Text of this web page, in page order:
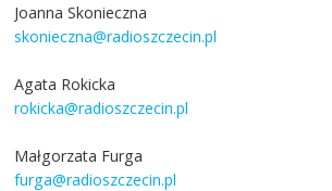
Joanna Skonieczna
skonieczna@radioszczecin.pl
Agata Rokicka
rokicka@radioszczecin.pl
Małgorzata Furga
furga@radioszczecin.pl